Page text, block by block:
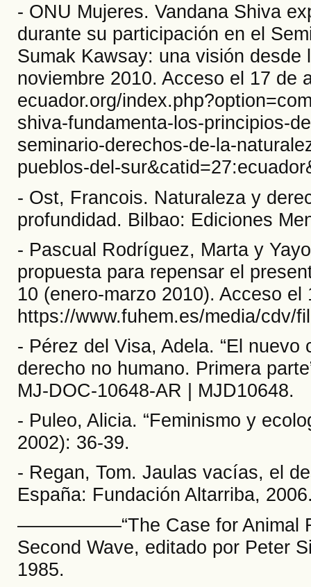
- ONU Mujeres. Vandana Shiva
durante su participación en el
Sumak Kawsay: una visión desde
noviembre 2010. Acceso el 17 de
ecuador.org/
shiva-fundamenta-los-principios-
seminario-derechos-de-la-
pueblos-del-
- Ost, Francois. Naturaleza y
profundidad. Bilbao: Ediciones
- Pascual Rodríguez, Marta y
propuesta para repensar el
10 (enero-marzo 2010). Acceso el
https://www.fuhem.es/media/cdv/
- Pérez del Visa, Adela. “El
derecho no humano. Primera
MJ-DOC-10648-AR | MJD10648.
- Puleo, Alicia. “Feminismo y
2002): 36-39.
- Regan, Tom. Jaulas vacías, el
España: Fundación Altarriba,
––––––––––“The Case for
Second Wave, editado por Peter
1985.